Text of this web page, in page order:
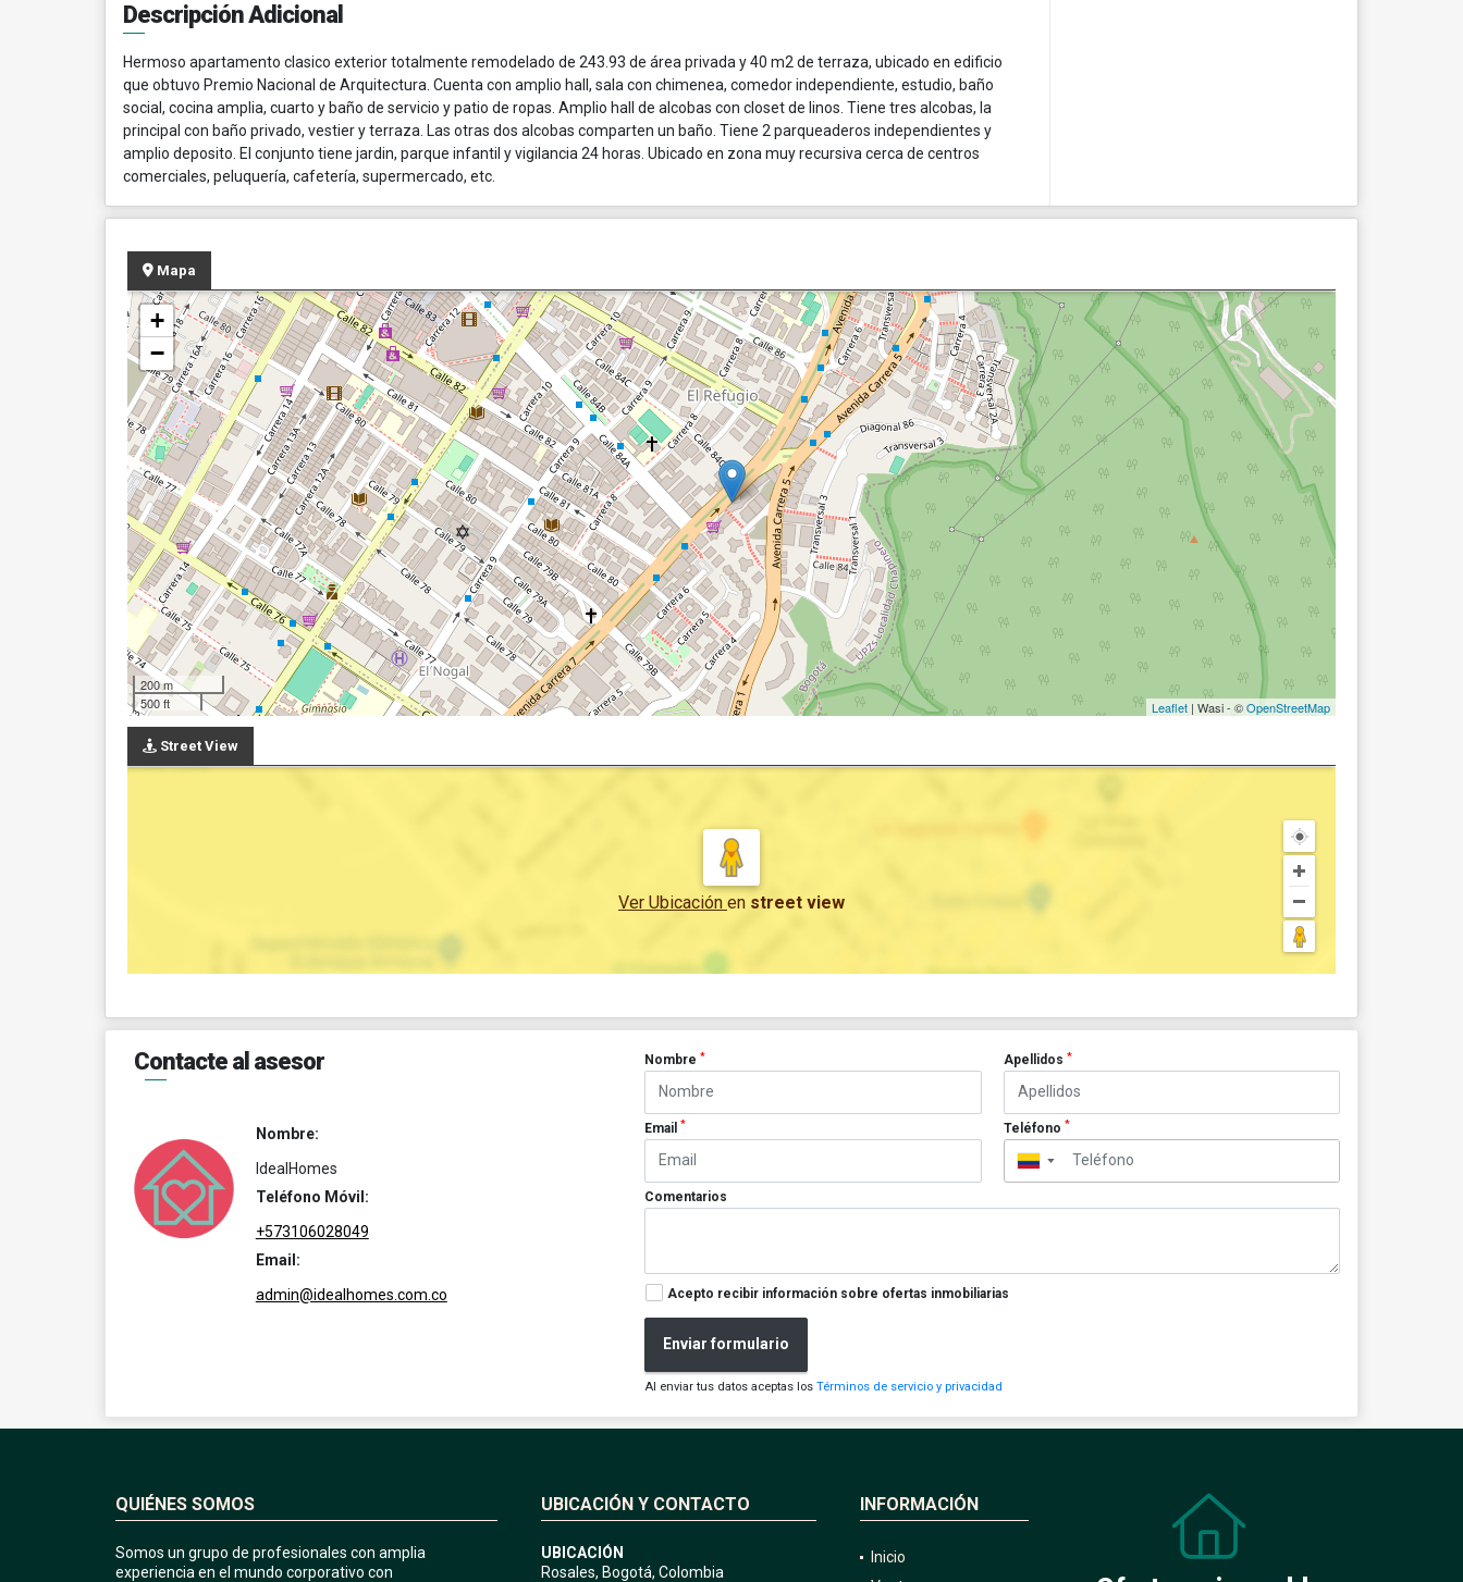
Descripción Adicional
Hermoso apartamento clasico exterior totalmente remodelado de 243.93 de área privada y 40 m2 de terraza, ubicado en edificio
que obtuvo Premio Nacional de Arquitectura. Cuenta con amplio hall, sala con chimenea, comedor independiente, estudio, baño
social, cocina amplia, cuarto y baño de servicio y patio de ropas. Amplio hall de alcobas con closet de linos. Tiene tres alcobas, la
principal con baño privado, vestier y terraza. Las otras dos alcobas comparten un baño. Tiene 2 parqueaderos independientes y
amplio deposito. El conjunto tiene jardin, parque infantil y vigilancia 24 horas. Ubicado en zona muy recursiva cerca de centros
comerciales, peluquería, cafetería, supermercado, etc.
Mapa
+
−
200 m
500 ft
Leaflet | Wasi - ©OpenStreetMap
Street View
Ver Ubicación en street view
Contacte al asesor
Nombre:
IdealHomes
Teléfono Móvil:
+573106028049
Email:
admin@idealhomes.com.co
Nombre* Apellidos *
Email* Teléfono *
▼
Comentarios
Acepto recibir información sobre ofertas inmobiliarias
Enviar formulario
Al enviar tus datos aceptas losTérminos de servicio y privacidad
QUIÉNES SOMOS
Somos un grupo de profesionales con amplia
experiencia en el mundo corporativo con
UBICACIÓN Y CONTACTO
UBICACIÓN
Rosales, Bogotá, Colombia
INFORMACIÓN
Inicio